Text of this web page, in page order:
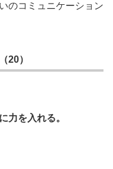
のコミュニケーション
20）
力を入れる。